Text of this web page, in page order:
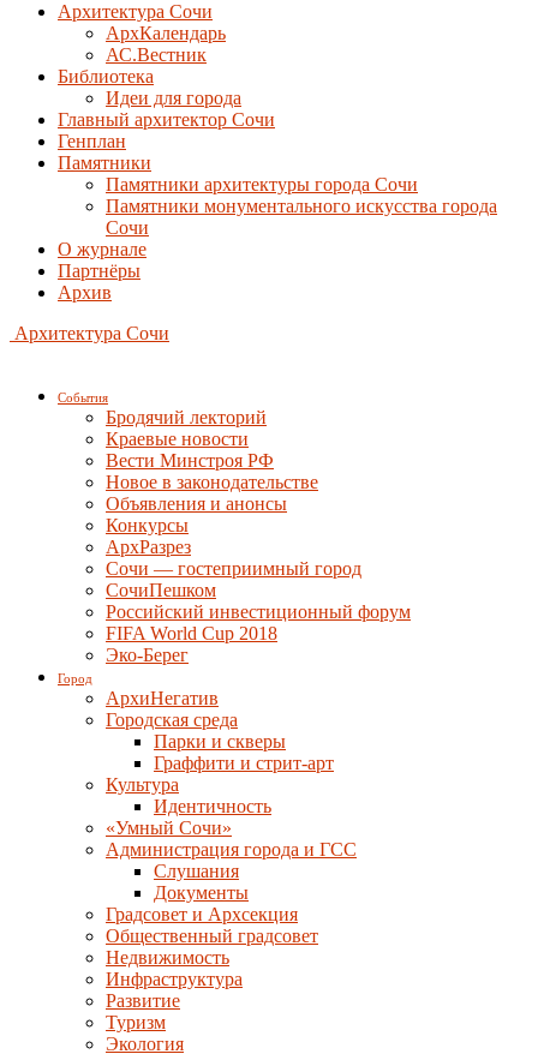
Архитектура Сочи
АрхКалендарь
АС.Вестник
Библиотека
Идеи для города
Главный архитектор Сочи
Генплан
Памятники
Памятники архитектуры города Сочи
Памятники монументального искусства города
Сочи
О журнале
Партнёры
Архив
Архитектура Сочи
События
Бродячий лекторий
Краевые новости
Вести Минстроя РФ
Новое в законодательстве
Объявления и анонсы
Конкурсы
АрхРазрез
Сочи — гостеприимный город
СочиПешком
Российский инвестиционный форум
FIFA World Cup 2018
Эко-Берег
Город
АрхиНегатив
Городская среда
Парки и скверы
Граффити и стрит-арт
Культура
Идентичность
«Умный Сочи»
Администрация города и ГСС
Слушания
Документы
Градсовет и Архсекция
Общественный градсовет
Недвижимость
Инфраструктура
Развитие
Туризм
Экология